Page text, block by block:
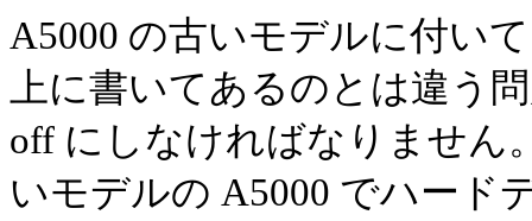
A5000 の古いモデルに付い
上に書いてあるのとは違う
off にしなければなりません
いモデルの A5000 でハード